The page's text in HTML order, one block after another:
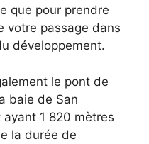
que pour prendre
votre passage dans
développement.
le pont de
baie de San
1 820 mètres
la durée de